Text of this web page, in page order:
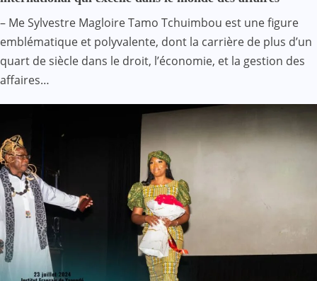
– Me Sylvestre Magloire Tamo Tchuimbou est une figure
emblématique et polyvalente, dont la carrière de plus d’un
quart de siècle dans le droit, l’économie, et la gestion des
affaires…